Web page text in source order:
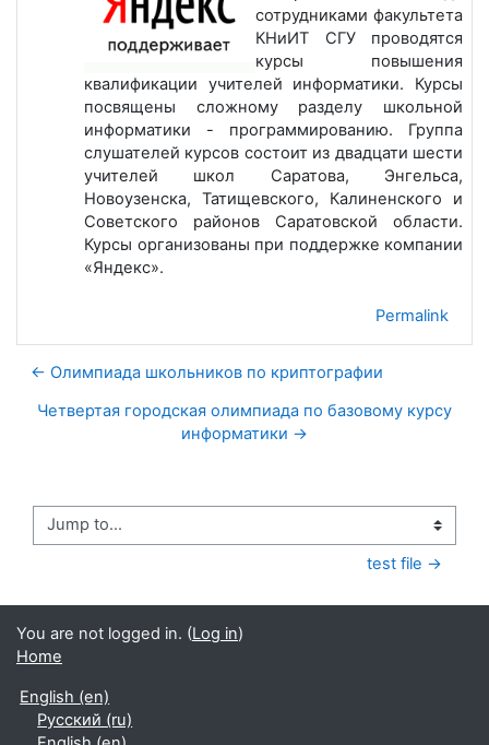
сотрудниками факультета
КНиИТ СГУ проводятся
курсы повышения
квалификации учителей информатики. Курсы
посвящены сложному разделу школьной
информатики - программированию. Группа
слушателей курсов состоит из двадцати шести
учителей школ Саратова, Энгельса,
Новоузенска, Татищевского, Калиненского и
Советского районов Саратовской области.
Курсы организованы при поддержке компании
«Яндекс».
Permalink
← Олимпиада школьников по криптографии
Четвертая городская олимпиада по базовому курсу
информатики →
Jump to...
test file →
You are not logged in. (Log in)
Home
English ‎(en)‎
Русский ‎(ru)‎